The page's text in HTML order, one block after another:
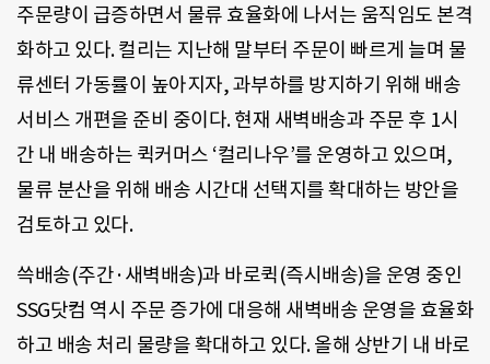
주문량이 급증하면서 물류 효율화에 나서는 움직임도 본격
화하고 있다. 컬리는 지난해 말부터 주문이 빠르게 늘며 물
류센터 가동률이 높아지자, 과부하를 방지하기 위해 배송
서비스 개편을 준비 중이다. 현재 새벽배송과 주문 후 1시
간 내 배송하는 퀵커머스 ‘컬리나우’를 운영하고 있으며,
물류 분산을 위해 배송 시간대 선택지를 확대하는 방안을
검토하고 있다.
쓱배송(주간·새벽배송)과 바로퀵(즉시배송)을 운영 중인
SSG닷컴 역시 주문 증가에 대응해 새벽배송 운영을 효율화
하고 배송 처리 물량을 확대하고 있다. 올해 상반기 내 바로